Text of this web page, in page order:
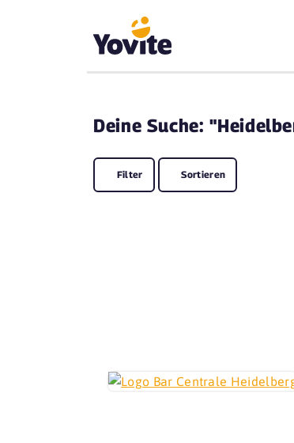
Deine Suche:
Filter Sortieren